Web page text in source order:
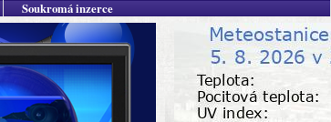
Soukromá inzerce